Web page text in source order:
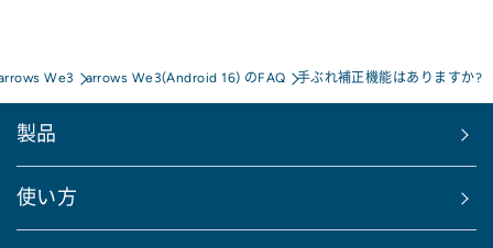
We3 arrows We3(Android 16) のFAQ 手ぶれ補正機能はありますか?
製品
使い方